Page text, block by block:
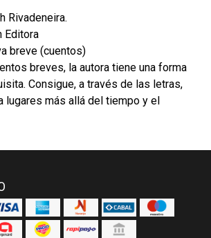
Rivadeneira.
Editora
breve (cuentos)
breves, la autora tiene una forma
Consigue, a través de las letras,
lugares más allá del tiempo y el